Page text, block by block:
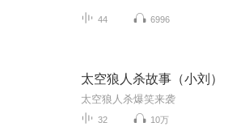
44 6996
太空狼人杀故事（小刘）
太空狼人杀爆笑来袭
32 10万